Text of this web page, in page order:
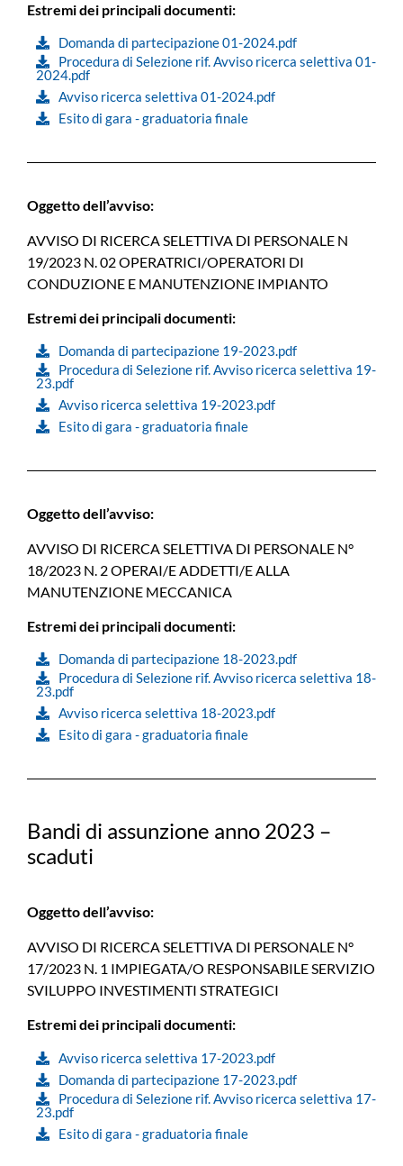
Estremi dei principali documenti:
Domanda di partecipazione 01-2024.pdf
Procedura di Selezione rif. Avviso ricerca selettiva 01-
2024.pdf
Avviso ricerca selettiva 01-2024.pdf
Esito di gara - graduatoria finale
Oggetto dell’avviso:
AVVISO DI RICERCA SELETTIVA DI PERSONALE N
19/2023 N. 02 OPERATRICI/OPERATORI DI
CONDUZIONE E MANUTENZIONE IMPIANTO
Estremi dei principali documenti:
Domanda di partecipazione 19-2023.pdf
Procedura di Selezione rif. Avviso ricerca selettiva 19-
23.pdf
Avviso ricerca selettiva 19-2023.pdf
Esito di gara - graduatoria finale
Oggetto dell’avviso:
AVVISO DI RICERCA SELETTIVA DI PERSONALE N°
18/2023 N. 2 OPERAI/E ADDETTI/E ALLA
MANUTENZIONE MECCANICA
Estremi dei principali documenti:
Domanda di partecipazione 18-2023.pdf
Procedura di Selezione rif. Avviso ricerca selettiva 18-
23.pdf
Avviso ricerca selettiva 18-2023.pdf
Esito di gara - graduatoria finale
Bandi di assunzione anno 2023 –
scaduti
Oggetto dell’avviso:
AVVISO DI RICERCA SELETTIVA DI PERSONALE N°
17/2023 N. 1 IMPIEGATA/O RESPONSABILE SERVIZIO
SVILUPPO INVESTIMENTI STRATEGICI
Estremi dei principali documenti:
Avviso ricerca selettiva 17-2023.pdf
Domanda di partecipazione 17-2023.pdf
Procedura di Selezione rif. Avviso ricerca selettiva 17-
23.pdf
Esito di gara - graduatoria finale